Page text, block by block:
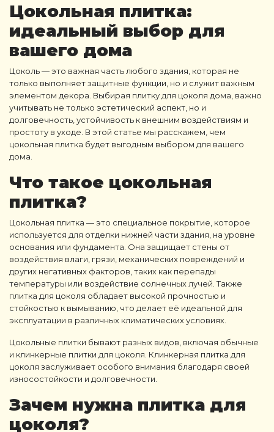
Цокольная плитка:
идеальный выбор для
вашего дома
Цоколь— это важная часть любого здания, которая не
только выполняет защитные функции, но и служит важным
элементом декора. Выбирая плитку для цоколя дома , важно
учитывать не только эстетический аспект, но и
долговечность, устойчивость к внешним воздействиям и
простоту в уходе. В этой статье мы расскажем, чем
цокольная плитка будет выгодным выбором для вашего
дома.
Что такое цокольная
плитка?
Цокольная плитка — это специальное покрытие, которое
используется для отделки нижней части здания, на уровне
основания или фундамента. Она защищает стены от
воздействия влаги, грязи, механических повреждений и
других негативных факторов, таких как перепады
температуры или воздействие солнечных лучей. Также
плитка для цоколя обладает высокой прочностью и
стойкостью к вымыванию, что делает её идеальной для
эксплуатации в различных климатических условиях.
Цокольные плитки бывают разных видов, включая обычные
и клинкерные плитки для цоколя Клинкерная плитка для
цоколя заслуживает особого внимания благодаря своей
износостойкости и долговечности.
Зачем нужна плитка для
цоколя?